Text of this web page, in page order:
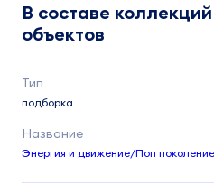
В составе
объектов
подборка
Энергия и движение/Поп поколение